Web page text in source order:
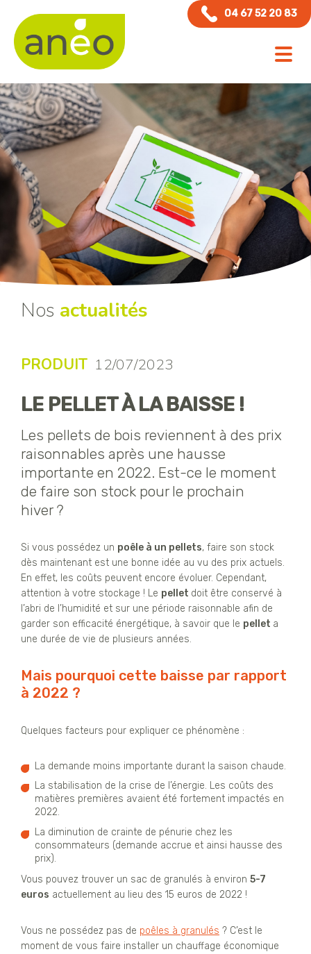
04 67 52 20 83
Nos actualités
PRODUIT 12/07/2023
LE PELLET À LA BAISSE !
Les pellets de bois reviennent à des prix
raisonnables après une hausse
importante en 2022. Est-ce le moment
de faire son stock pour le prochain
hiver ?
Si vous possédez un poêle à un pellets, faire son stock
dès maintenant est une bonne idée au vu des prix actuels.
En effet, les coûts peuvent encore évoluer. Cependant,
attention à votre stockage ! Le pellet doit être conservé à
l’abri de l’humidité et sur une période raisonnable afin de
garder son efficacité énergétique, à savoir que le pellet a
une durée de vie de plusieurs années.
Mais pourquoi cette baisse par rapport
à 2022 ?
Quelques facteurs pour expliquer ce phénomène :
La demande moins importante durant la saison chaude.
La stabilisation de la crise de l’énergie. Les coûts des
matières premières avaient été fortement impactés en
2022.
La diminution de crainte de pénurie chez les
consommateurs (demande accrue et ainsi hausse des
prix).
Vous pouvez trouver un sac de granulés à environ 5-7
euros actuellement au lieu des 15 euros de 2022 !
Vous ne possédez pas de poêles à granulés ? C’est le
moment de vous faire installer un chauffage économique